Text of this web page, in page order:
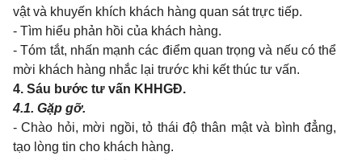
vật và khuyến khích khách hàng quan sát trực tiếp.
- Tìm hiểu phản hồi của khách hàng.
- Tóm tắt, nhấn mạnh các điểm quan trọng và nếu có thể
mời khách hàng nhắc lại trước khi kết thúc tư vấn.
4. Sáu bước tư vấn KHHGĐ.
4.1. Gặp gỡ.
- Chào hỏi, mời ngồi, tỏ thái độ thân mật và bình đẳng,
tạo lòng tin cho khách hàng.